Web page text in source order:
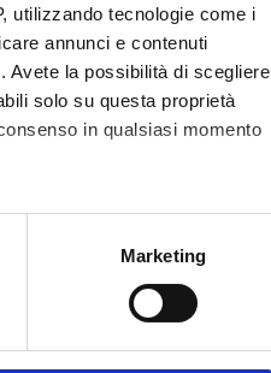
utilizzando tecnologie come i
annunci e contenuti
Avete la possibilità di scegliere
solo su questa proprietà
in qualsiasi momento
metro,Marketing